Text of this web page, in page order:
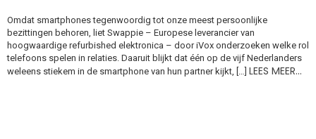
Omdat smartphones tegenwoordig tot onze meest persoonlijke
bezittingen behoren, liet Swappie – Europese leverancier van
hoogwaardige refurbished elektronica – door iVox onderzoeken welke rol
telefoons spelen in relaties. Daaruit blijkt dat één op de vijf Nederlanders
weleens stiekem in de smartphone van hun partner kijkt, […] LEES MEER…